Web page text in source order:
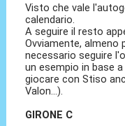
Visto che vale
calendario.
A seguire il resto
Ovviamente,
necessario seguire
un esempio in base
giocare con Stiso
Valon...).
GIRONE C